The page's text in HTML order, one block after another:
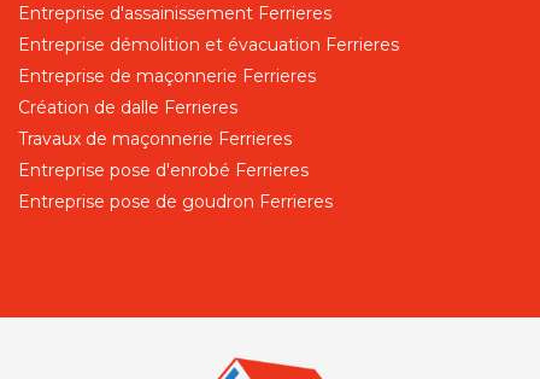
Entreprise d'assainissement Ferrieres
Entreprise démolition et évacuation Ferrieres
Entreprise de maçonnerie Ferrieres
Création de dalle Ferrieres
Travaux de maçonnerie Ferrieres
Entreprise pose d'enrobé Ferrieres
Entreprise pose de goudron Ferrieres